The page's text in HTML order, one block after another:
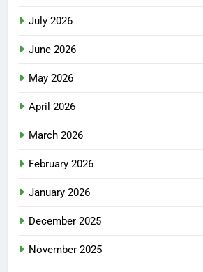
July 2026
June 2026
May 2026
April 2026
March 2026
February 2026
January 2026
December 2025
November 2025